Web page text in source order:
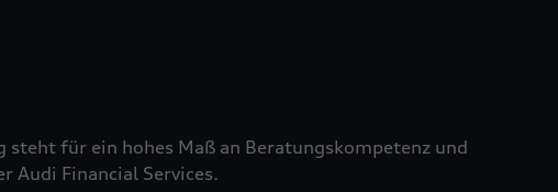
für ein hohes Maß an Beratungskompetenz und
Audi Financial Services.